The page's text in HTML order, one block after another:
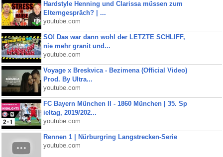
Hardstyle Henning und Clarissa müssen zum
Elterngespräch? | ...
youtube.com
SO! Das war dann wohl der LETZTE SCHLIFF,
nie mehr granit und...
youtube.com
Voyage x Breskvica - Bezimena (Official Video)
Prod. By Ultra...
youtube.com
FC Bayern München II - 1860 München | 35. Sp
ieltag, 2019/202...
youtube.com
Rennen 1 | Nürburgring Langstrecken-Serie
youtube.com